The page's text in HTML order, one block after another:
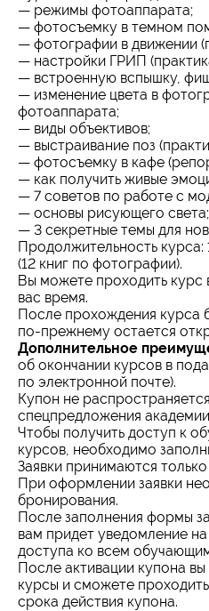
— режимы фотоаппарата;
— фотосъемку в темном
— фотографии в движении
— настройки ГРИП
— встроенную вспышку,
— изменение цвета в
фотоаппарата;
— виды объективов;
— выстраивание поз
— фотосъемку в кафе
— как получить живые
— 7 советов по работе с
— основы рисующего света;
— 3 секретные темы для
Продолжительность курса:
(12 книг по фотографии).
Вы можете проходить курс
вас время.
После прохождения курса
по-прежнему остается
Дополнительное
об окончании курсов в
по электронной почте).
Купон не
спецпредложения
Чтобы получить доступ к
курсов, необходимо
Заявки принимаются
При оформлении заявки
бронирования.
После заполнения формы
вам придет уведомление
доступа ко всем
После активации купона
курсы и сможете
срока действия купона.